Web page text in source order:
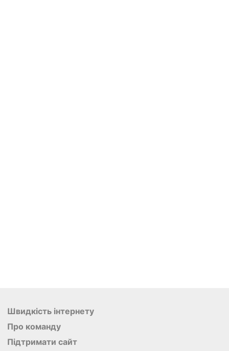
Швидкість інтернету
Про команду
Підтримати сайт